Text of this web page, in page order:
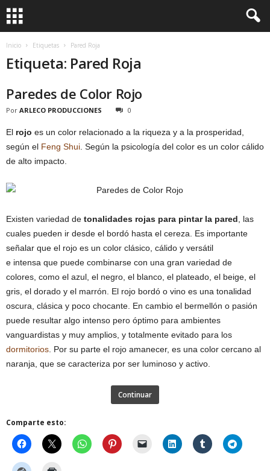
Inicio Etiquetas Pared Roja
Etiqueta: Pared Roja
Paredes de Color Rojo
Por ARLECO PRODUCCIONES 0
El rojo es un color relacionado a la riqueza y a la prosperidad,
según el Feng Shui . Según la psicología del color es un color cálido
de alto impacto.
Existen variedad de tonalidades rojas para pintar la pared , las
cuales pueden ir desde el bordó hasta el cereza. Es importante
señalar que el rojo es un color clásico, cálido y versátil
e intensa que puede combinarse con una gran variedad de
colores, como el azul, el negro, el blanco, el plateado, el beige, el
gris, el dorado y el marrón. El rojo bordó o vino es una tonalidad
oscura, clásica y poco chocante. En cambio el bermellón o pasión
puede resultar algo intenso pero óptimo para ambientes
vanguardistas y muy amplios, y totalmente evitado para los
dormitorios . Por su parte el rojo amanecer, es una color cercano al
naranja, que se caracteriza por ser luminoso y activo.
Continuar
Comparte esto: